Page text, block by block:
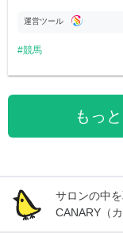
運営ツール
競馬
もっ
サロンの中
CANARY（カ